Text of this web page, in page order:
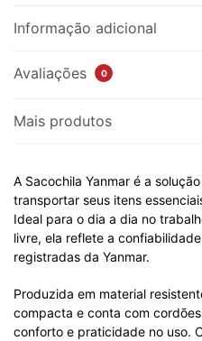
Informação adicional
Avaliações 0
Mais produtos
A Sacochila Yanmar é a
transportar seus itens
Ideal para o dia a dia no
livre, ela reflete a
registradas da Yanmar.
Produzida em material
compacta e conta com
conforto e praticidade no uso.